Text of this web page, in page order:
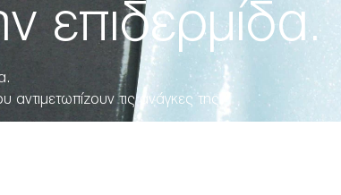
επιδερμίδα.
τις ανάγκες της.